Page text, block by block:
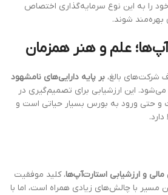
را به این نوع سرمایه‌گذاری اختصاص
بهره‌مند شوند.
علم و هنر همزمان
شرکت‌های بالغ، بر پایه دارایی‌های نامشهود
می‌شود. این ارزشیابی برای تصمیم‌گیری در
و حتی ورود به بورس بسیار حیاتی است و
مالی و ارزشیابی استارت‌آپ‌ها، کلید موفقیت
مسیر با چالش‌های زیادی همراه است، اما با